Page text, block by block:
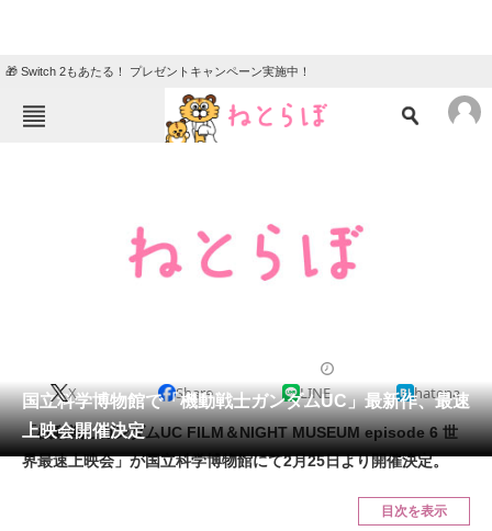
🎁 Switch 2もあたる！ プレゼントキャンペーン実施中！
クイズ
地域
会員記事
メディア
国立科学博物館で「機動戦士ガンダムUC」最新作、最速
上映会開催決定
X Share LINE hatena
「機動戦士ガンダムUC FILM＆NIGHT MUSEUM episode 6 世
界最速上映会」が国立科学博物館にて2月25日より開催決定。
目次を表示